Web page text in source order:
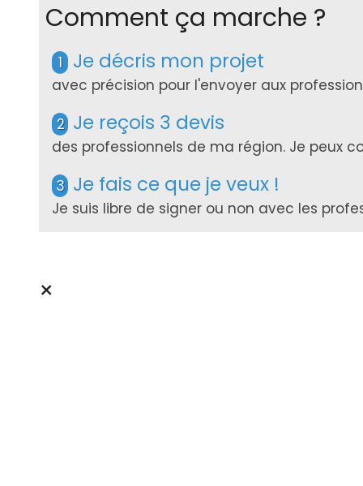
Comment ça marche ?
1 Je décris mon projet
avec précision pour l'envoyer aux
2 Je reçois 3 devis
des professionnels de ma région. Je peux
3 Je fais ce que je veux !
Je suis libre de signer ou non avec les
×